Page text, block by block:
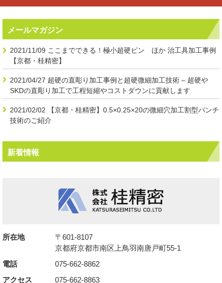
メールマガジン
2021/11/09 ここまでできる！極小超硬ピン ほか 治工具加工事例
【京都・桂精密】
2021/04/27 超硬の直彫り加工事例と超硬微細加工技術 – 超硬や
SKDの直彫り加工で工程短縮やコストダウンに貢献します
2021/02/02
【京都・桂精密】0.5×0.25×20の微細穴加工割型パンチ
技術のご紹介
新着情報
所在地
〒601-8107
京都府京都市南区上鳥羽南唐戸町55-1
電話
075-662-8862
アクセス
075-662-8863